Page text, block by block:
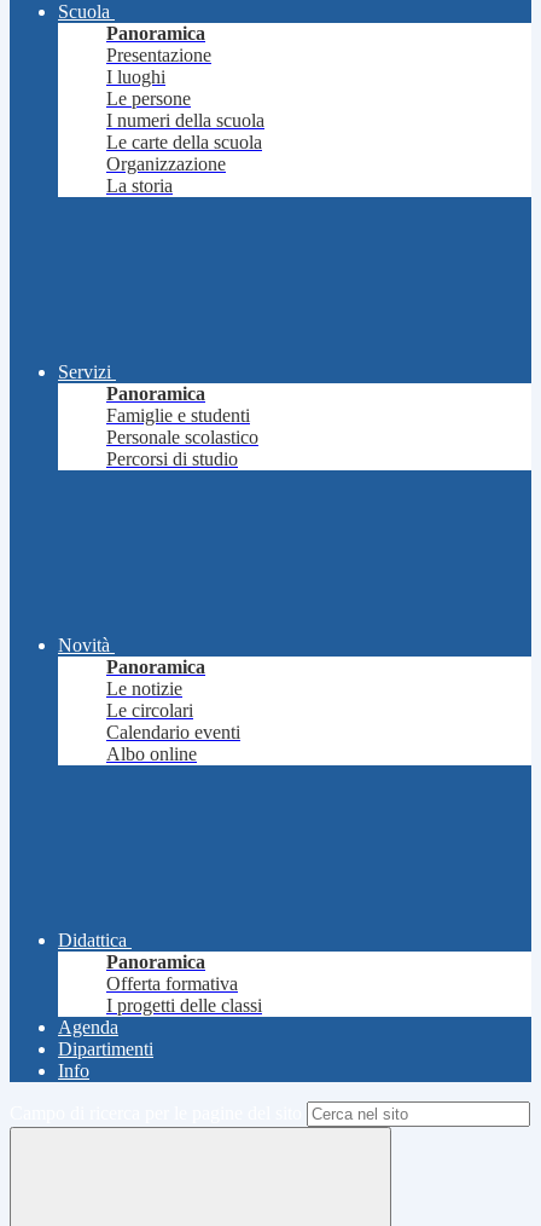
Scuola
Panoramica
Presentazione
I luoghi
Le persone
I numeri della scuola
Le carte della scuola
Organizzazione
La storia
Servizi
Panoramica
Famiglie e studenti
Personale scolastico
Percorsi di studio
Novità
Panoramica
Le notizie
Le circolari
Calendario eventi
Albo online
Didattica
Panoramica
Offerta formativa
I progetti delle classi
Agenda
Dipartimenti
Info